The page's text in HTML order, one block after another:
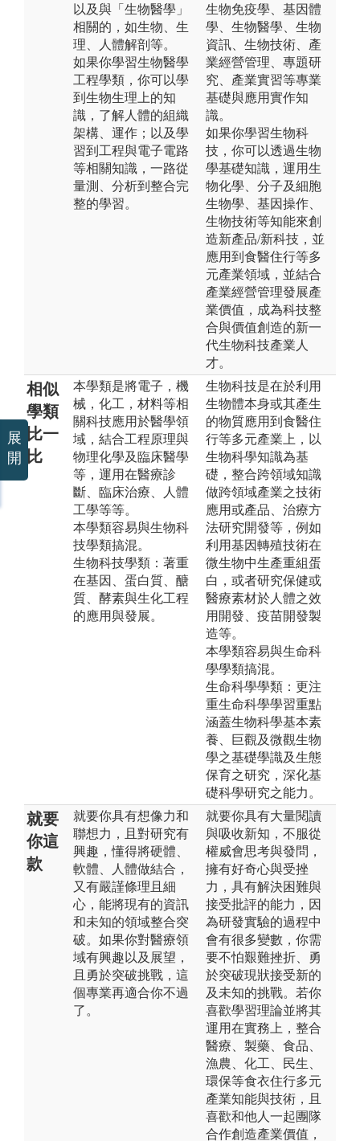
以及與「生物醫學」
相關的，如生物、生
理、人體解剖等。
如果你學習生物醫學
工程學類，你可以學
到生物生理上的知
識，了解人體的組織
架構、運作；以及學
習到工程與電子電路
等相關知識，一路從
量測、分析到整合完
整的學習。
生物免疫學、基因體
學、生物醫學、生物
資訊、生物技術、產
業經營管理、專題研
究、產業實習等專業
基礎與應用實作知
識。
如果你學習生物科
技，你可以透過生物
學基礎知識，運用生
物化學、分子及細胞
生物學、基因操作、
生物技術等知能來創
造新產品/新科技，並
應用到食醫住行等多
元產業領域，並結合
產業經營管理發展產
業價值，成為科技整
合與價值創造的新一
代生物科技產業人
才。
相似
學類
比一
比
本學類是將電子，機
械，化工，材料等相
關科技應用於醫學領
域，結合工程原理與
物理化學及臨床醫學
等，運用在醫療診
斷、臨床治療、人體
工學等等。
本學類容易與生物科
技學類搞混。
生物科技學類：著重
在基因、蛋白質、醣
質、酵素與生化工程
的應用與發展。
生物科技是在於利用
生物體本身或其產生
的物質應用到食醫住
行等多元產業上，以
生物科學知識為基
礎，整合跨領域知識
做跨領域產業之技術
應用或產品、治療方
法研究開發等，例如
利用基因轉殖技術在
微生物中生產重組蛋
白，或者研究保健或
醫療素材於人體之效
用開發、疫苗開發製
造等。
本學類容易與生命科
學學類搞混。
生命科學學類：更注
重生命科學學習重點
涵蓋生物科學基本素
養、巨觀及微觀生物
學之基礎學識及生態
保育之研究，深化基
礎科學研究之能力。
就要
你這
款
就要你具有想像力和
聯想力，且對研究有
興趣，懂得將硬體、
軟體、人體做結合，
又有嚴謹條理且細
心，能將現有的資訊
和未知的領域整合突
破。如果你對醫療領
域有興趣以及展望，
且勇於突破挑戰，這
個專業再適合你不過
了。
就要你具有大量閱讀
與吸收新知，不服從
權威會思考與發問，
擁有好奇心與受挫
力，具有解決困難與
接受批評的能力，因
為研發實驗的過程中
會有很多變數，你需
要不怕艱難挫折、勇
於突破現狀接受新的
及未知的挑戰。若你
喜歡學習理論並將其
運用在實務上，整合
醫療、製藥、食品、
漁農、化工、民生、
環保等食衣住行多元
產業知能與技術，且
喜歡和他人一起團隊
合作創造產業價值，
展
開